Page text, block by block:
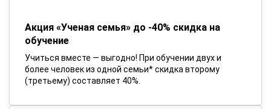
Акция «Ученая семья» до -40% скидка на
обучение
Учиться вместе — выгодно! При обучении двух и
более человек из одной семьи* скидка второму
(третьему) составляет 40%.